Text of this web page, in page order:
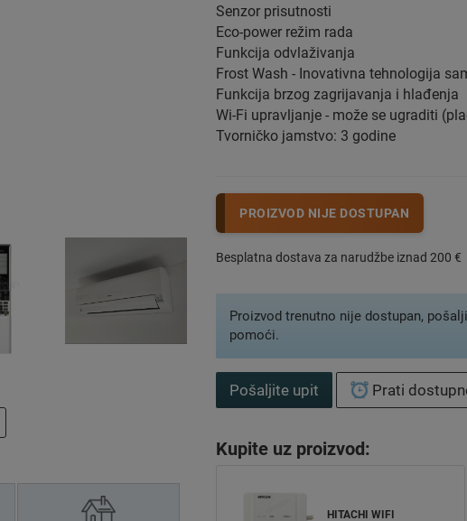
Senzor prisutnosti
Eco-power režim rada
Funkcija odvlaživanja
Frost Wash - Inovativna tehnologija
Funkcija brzog zagrijavanja i hlađenja
Wi-Fi upravljanje - može se ugraditi
Tvorničko jamstvo: 3 godine
PROIZVOD NIJE DOSTUPAN
Besplatna dostava za narudžbe iznad 200 €
Proizvod trenutno nije dostupan,
pomoći.
Pošaljite upit Prati
Kupite uz proizvod:
HITACHI WIFI